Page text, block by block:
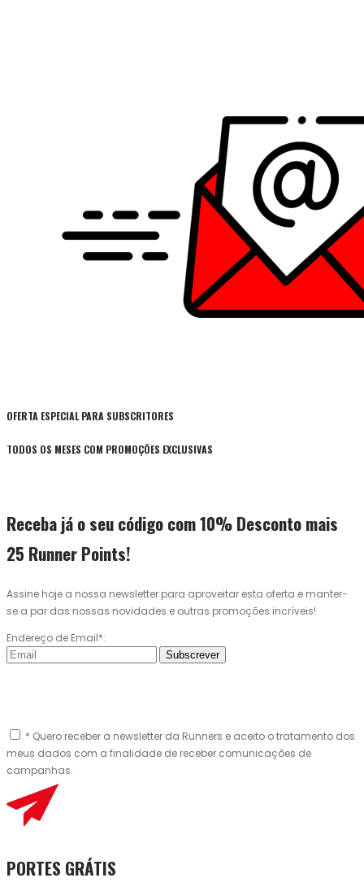
OFERTA ESPECIAL PARA SUBSCRITORES
TODOS OS MESES COM PROMOÇÕES EXCLUSIVAS
Receba já o seu código com 10% Desconto mais
25 Runner Points!
Assine hoje a nossa newsletter para aproveitar esta oferta e manter-
se a par das nossas novidades e outras promoções incríveis!
Endereço de Email*:
Subscrever
* Quero receber a newsletter da Runners e aceito o tratamento dos
meus dados com a finalidade de receber comunicações de
campanhas.
PORTES GRÁTIS